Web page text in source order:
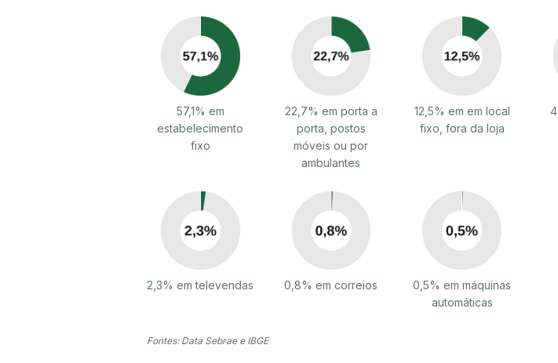
57,1% em
estabelecimento
fixo
22,7% em porta a
porta, postos
móveis ou por
ambulantes
12,5% em em local
fixo, fora da loja
2,3% em televendas 0,8% em correios
0,5% em máquinas
automáticas
Fontes: Data Sebrae e IBGE